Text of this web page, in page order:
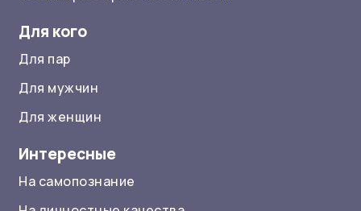
Для кого
Для пар
Для мужчин
Для женщин
Интересные
На самопознание